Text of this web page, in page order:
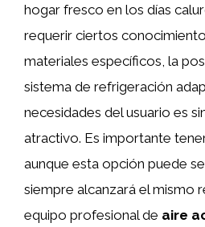
hogar fresco en los días
requerir ciertos
materiales específicos, la
sistema de refrigeración
necesidades del usuario es
atractivo. Es importante
aunque esta opción puede
siempre alcanzará el mismo
equipo profesional de aire